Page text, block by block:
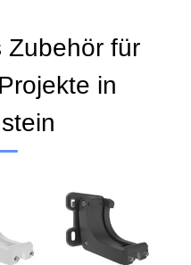
Zubehör für
in